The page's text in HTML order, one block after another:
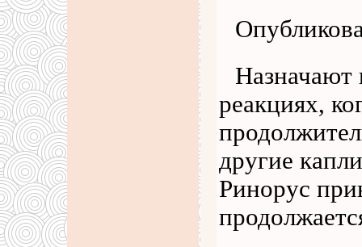
Назначают
реакциях,
другие
Ринорус